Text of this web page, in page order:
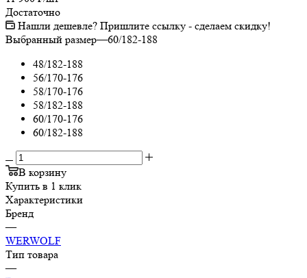
Достаточно
Нашли дешевле? Пришлите ссылку - сделаем скидку!
Выбранный размер—60/182-188
48/182-188
56/170-176
58/170-176
58/182-188
60/170-176
60/182-188
В корзину
Купить в 1 клик
Характеристики
Бренд
—
WERWOLF
Тип товара
—